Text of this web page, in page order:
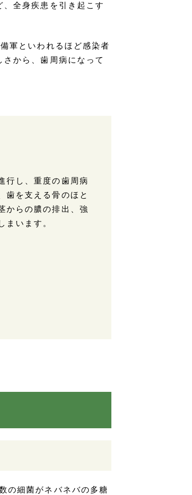
全身疾患を引き起こす
軍といわれるほど感染者
から、歯周病になって
行し、重度の歯周病
歯を支える骨のほと
からの膿の排出、強
まいます。
の細菌がネバネバの多糖